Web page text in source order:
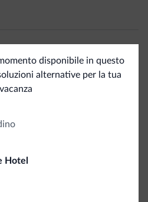
disponibile in questo
alternative per la tua
vacanza
Hotel